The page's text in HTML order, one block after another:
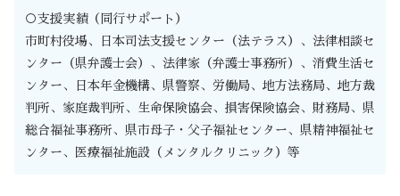
○支援実績（同行サポート）
市町村役場、日本司法支援センター（法テラス）、法律相談セ
ンター（県弁護士会）、法律家（弁護士事務所）、消費生活セ
ンター、日本年金機構、県警察、労働局、地方法務局、地方裁
判所、家庭裁判所、生命保険協会、損害保険協会、財務局、県
総合福祉事務所、県市母子・父子福祉センター、県精神福祉セ
ンター、医療福祉施設（メンタルクリニック）等